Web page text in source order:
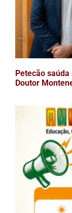
Petecão
Doutor